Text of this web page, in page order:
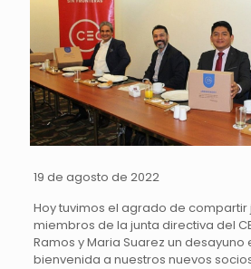
19 de agosto de 2022
Hoy tuvimos el agrado de compartir
miembros de la junta directiva del
Ramos y Maria Suarez un
bienvenida a nuestros nuevos